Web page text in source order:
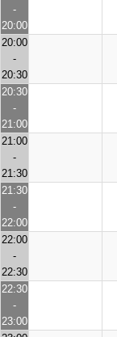
-
20:00
20:00
-
20:30
20:30
-
21:00
21:00
-
21:30
21:30
-
22:00
22:00
-
22:30
22:30
-
23:00